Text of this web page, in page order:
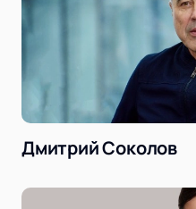
Дмитрий Соколов